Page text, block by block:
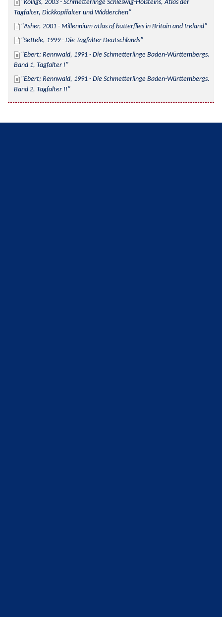
Kolligs, 2003 - Schmetterlinge Schleswig-Holsteins, Atlas der
Tagfalter, Dickkopffalter und Widderchen
Asher, 2001 - Millennium atlas of butterflies in Britain and Ireland
Settele, 1999 - Die Tagfalter Deutschlands
Ebert; Rennwald, 1991 - Die Schmetterlinge Baden-Württembergs.
Band 1, Tagfalter I
Ebert; Rennwald, 1991 - Die Schmetterlinge Baden-Württembergs.
Band 2, Tagfalter II